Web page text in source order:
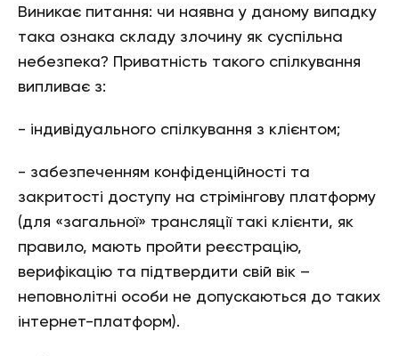
Виникає питання: чи наявна у даному випадку
така ознака складу злочину як суспільна
небезпека? Приватність такого спілкування
випливає з:
- індивідуального спілкування з клієнтом;
- забезпеченням конфіденційності та
закритості доступу на стрімінгову платформу
(для «загальної» трансляції такі клієнти, як
правило, мають пройти реєстрацію,
верифікацію та підтвердити свій вік –
неповнолітні особи не допускаються до таких
інтернет-платформ).